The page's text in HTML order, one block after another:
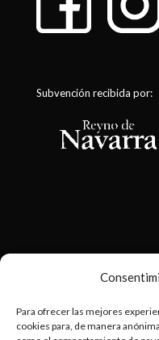
Para ofrecer las mejores
cookies para, de manera
Subvención recibida por: